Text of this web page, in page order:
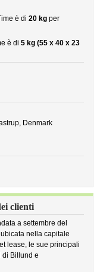
è di20 kg per
è di5 kg (55 x 40 x 23
Denmark
clienti
a settembre del
nella capitale
lease, le sue principali
di Billund e